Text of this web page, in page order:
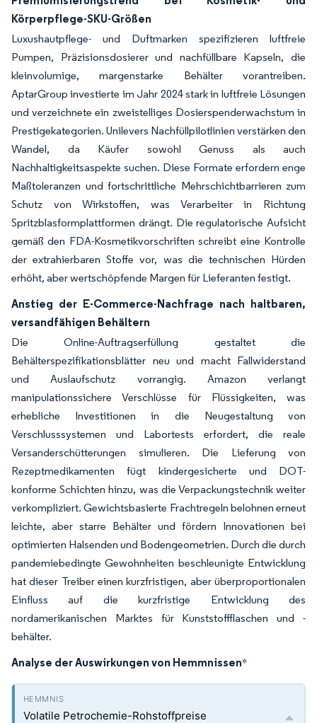
Körperpflege-SKU-Größen
Luxushautpflege- und Duftmarken spezifizieren luftfreie
Pumpen, Präzisionsdosierer und nachfüllbare Kapseln, die
kleinvolumige, margenstarke Behälter vorantreiben.
AptarGroup investierte im Jahr 2024 stark in luftfreie Lösungen
und verzeichnete ein zweistelliges Dosierspenderwachstum in
Prestigekategorien. Unilevers Nachfüllpilotlinien verstärken den
Wandel, da Käufer sowohl Genuss als auch
Nachhaltigkeitsaspekte suchen. Diese Formate erfordern enge
Maßtoleranzen und fortschrittliche Mehrschichtbarrieren zum
Schutz von Wirkstoffen, was Verarbeiter in Richtung
Spritzblasformplattformen drängt. Die regulatorische Aufsicht
gemäß den FDA-Kosmetikvorschriften schreibt eine Kontrolle
der extrahierbaren Stoffe vor, was die technischen Hürden
erhöht, aber wertschöpfende Margen für Lieferanten festigt.
Anstieg der E-Commerce-Nachfrage nach haltbaren,
versandfähigen Behältern
Die Online-Auftragserfüllung gestaltet die
Behälterspezifikationsblätter neu und macht Fallwiderstand
und Auslaufschutz vorrangig. Amazon verlangt
manipulationssichere Verschlüsse für Flüssigkeiten, was
erhebliche Investitionen in die Neugestaltung von
Verschlusssystemen und Labortests erfordert, die reale
Versanderschütterungen simulieren. Die Lieferung von
Rezeptmedikamenten fügt kindergesicherte und DOT-
konforme Schichten hinzu, was die Verpackungstechnik weiter
verkompliziert. Gewichtsbasierte Frachtregeln belohnen erneut
leichte, aber starre Behälter und fördern Innovationen bei
optimierten Halsenden und Bodengeometrien. Durch die durch
pandemiebedingte Gewohnheiten beschleunigte Entwicklung
hat dieser Treiber einen kurzfristigen, aber überproportionalen
Einfluss auf die kurzfristige Entwicklung des
nordamerikanischen Marktes für Kunststoffflaschen und -
behälter.
Analyse der Auswirkungen von Hemmnissen*
Volatile Petrochemie-Rohstoffpreise